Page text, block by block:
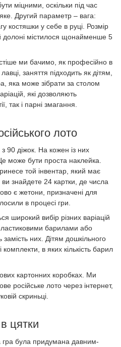
міцними, оскільки під час
Другий параметр – вага:
костяшки у себе в руці. Розмір
долоні містилося щонайменше 5
ми бачимо, як професійно в
заняття підходить як дітям,
яка може зібрати за столом
які дозволяють
так і парні змагання.
лото
90 діжок. На кожен із них
може бути проста наклейка.
той інвентар, який має
знайдете 24 картки, де числа
є жетони, призначені для
в процесі гри.
широкий вибір різних варіацій
барилами або
них. Дітям дошкільного
в яких кількість барил
картонних коробках. Ми
російське лото через інтернет,
скриньці.
цятки
гра була придумана давним-